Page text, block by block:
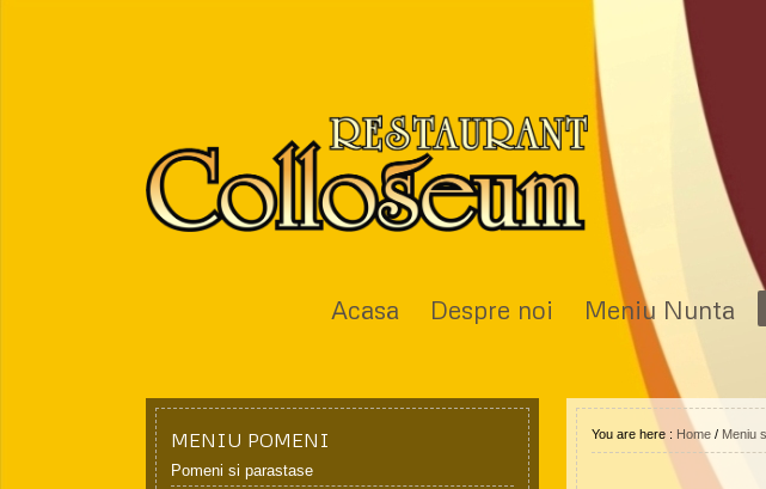
Parola
Ţine-mă minte
Acasa Despre noi Meniu Nunta
MENIU POMENI
Pomeni si parastase
You are here : Home / Meniu